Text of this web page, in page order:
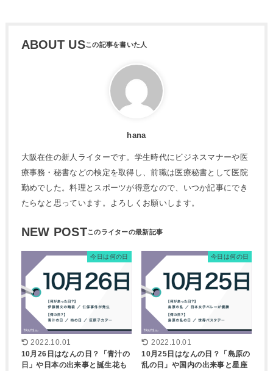
ABOUT US
hana
大阪在住の新人ライターです。学生時代にビジネスマナーや医
療事務・秘書などの検定を取得し、前職は医療秘書として医院
勤めでした。料理とスポーツが得意なので、いつか記事にでき
たらなと思っています。よろしくお願いします。
NEW POST
今日は何の日
2022.10.01
10月26日はなんの日？「青汁の
日」や日本の出来事と誕生花も
今日は何の日
2022.10.01
10月25日はなんの日？「島原の
乱の日」や国内の出来事と星座